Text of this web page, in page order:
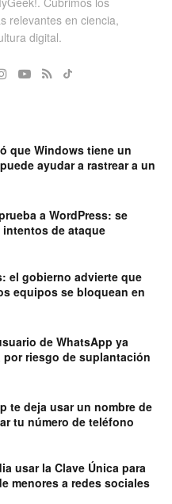
relevantes en ciencia,
digital.
que Windows tiene un
ayudar a rastrear a un
a WordPress: se
de ataque
el gobierno advierte que
equipos se bloquean en
de WhatsApp ya
por riesgo de suplantación
te deja usar un nombre de
tu número de teléfono
usar la Clave Única para
menores a redes sociales